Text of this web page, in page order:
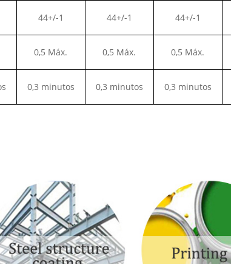
44+/-1 44+/-1 44+/-1
0,5 Máx. 0,5 Máx. 0,5 Máx.
0,3 minutos 0,3 minutos 0,3 minutos